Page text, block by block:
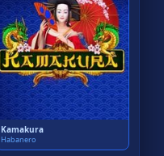
Kamakura
Habanero